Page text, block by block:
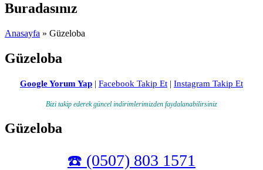
Buradasınız
Anasayfa » Güzeloba
Güzeloba
Google Yorum Yap | Facebook Takip Et | Instagram Takip Et
Bizi takip ederek güncel indirimlerimizden faydalanabilirsiniz
Güzeloba
☎️ (0507) 803 1571